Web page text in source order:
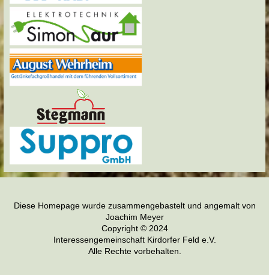
Diese Homepage wurde zusammengebastelt und angemalt von
Joachim Meyer
Copyright © 2024
Interessengemeinschaft Kirdorfer Feld e.V.
Alle Rechte vorbehalten.